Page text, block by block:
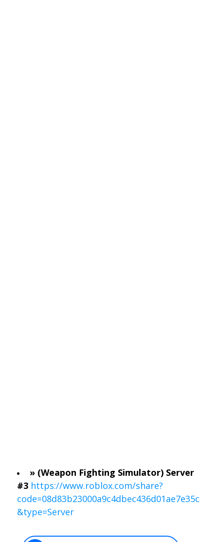
» (Weapon Fighting Simulator) Server
#3 https://www.roblox.com/share?
code=08d83b23000a9c4dbec436d01ae7e35c
&type=Server